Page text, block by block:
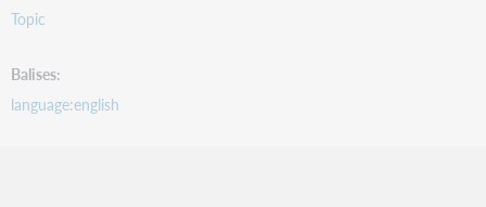
Topic
Balises
language:english